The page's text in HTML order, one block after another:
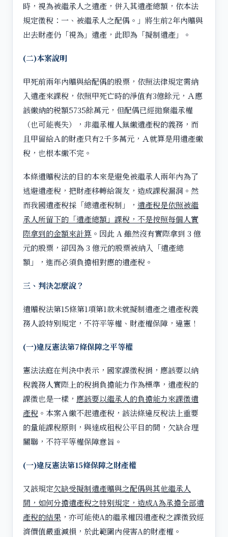
時，視為被繼承人之遺產，併入其遺產總額，依本法
規定徵稅：一、被繼承人之配偶。」將生前2年內贈與
出去財產仍「視為」遺產，此即為「擬制遺產」。
(二)本案說明
甲死前兩年內贈與給配偶的股票，依照法律規定需納
入遺產來課稅，依照甲死亡時的淨值有3億餘元，Ａ應
該繳納的税額5735餘萬元，但配偶已經拋棄繼承權
（也可能喪失），非繼承權人無繳遺產稅的義務，而
且甲留給Ａ的財產只有2千多萬元，Ａ就算是用遺產繳
稅，也根本繳不完。
本條遺贈稅法的目的本來是避免被繼承人兩年內為了
逃避遺產稅，把財產移轉給親友，造成課稅漏洞。然
而我國遺產稅採「總遺產稅制」， 遺產稅是依照被繼
承人所留下的「遺產總額」課稅，不是按照每個人實
際拿到的金額來計算 。因此 A 雖然沒有實際拿到 3 億
元的股票，卻因為 3 億元的股票被納入「遺產總
額」，進而必須負擔相對應的遺產稅。
三、判決怎麼說？
遺贈稅法第15條第1項第1款未就擬制遺產之遺產稅義
務人設特別規定，不符平等權、財產權保障，違憲！
(一)違反憲法第7條保障之平等權
憲法法庭在判決中表示，國家課徵稅捐，應該要以納
稅義務人實際上的稅捐負擔能力作為標準，遺產稅的
課徵也是一樣， 應該要以繼承人的負擔能力來課徵遺
產稅 。本案Ａ繳不起遺產稅，該法條違反稅法上重要
的量能課稅原則，與達成租稅公平目的間，欠缺合理
關聯，不符平等權保障意旨。
(一)違反憲法第15條保障之財產權
又該規定欠缺受擬制遺產贈與之配偶與其他繼承人
間，如何分擔遺產稅之特別規定，造成A為承擔全部遺
產稅的結果 ，亦可能使A的繼承權因遺產稅之課徵致經
濟價值嚴重減損，於此範圍內侵害A的財產權。